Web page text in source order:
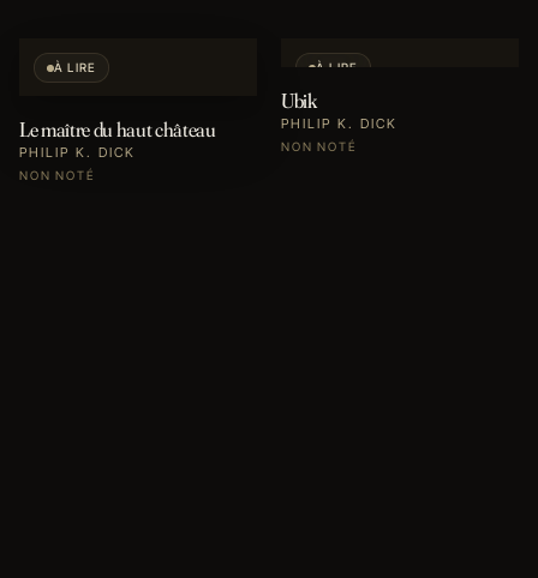
À LIRE
Le maître du haut château
PHILIP K. DICK
NON NOTÉ
À LIRE
Ubik
PHILIP K. DICK
NON NOTÉ